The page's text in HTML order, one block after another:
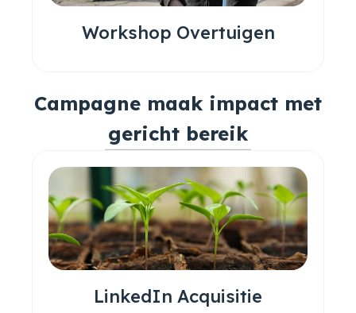
Workshop Overtuigen
Campagne maak impact met
gericht bereik
LinkedIn Acquisitie